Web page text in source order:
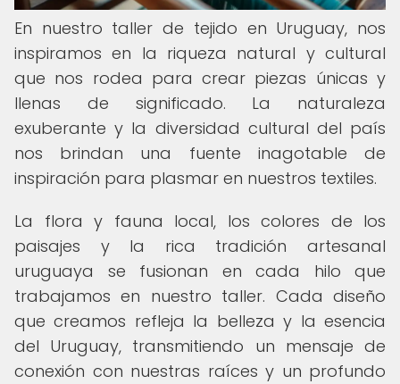
En nuestro taller de tejido en Uruguay, nos
inspiramos en la riqueza natural y cultural
que nos rodea para crear piezas únicas y
llenas de significado. La naturaleza
exuberante y la diversidad cultural del país
nos brindan una fuente inagotable de
inspiración para plasmar en nuestros textiles.
La flora y fauna local, los colores de los
paisajes y la rica tradición artesanal
uruguaya se fusionan en cada hilo que
trabajamos en nuestro taller. Cada diseño
que creamos refleja la belleza y la esencia
del Uruguay, transmitiendo un mensaje de
conexión con nuestras raíces y un profundo